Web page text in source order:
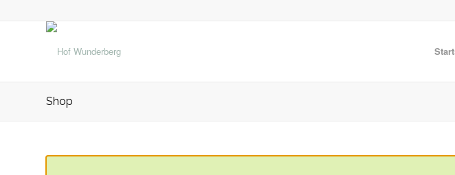
Shop